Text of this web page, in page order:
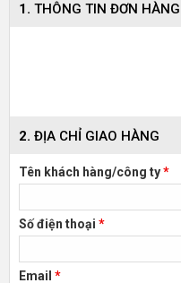
1. THÔNG TIN ĐƠN HÀNG
2. ĐỊA CHỈ GIAO HÀNG
Tên khách hàng/công ty*
Số điện thoại *
Email *